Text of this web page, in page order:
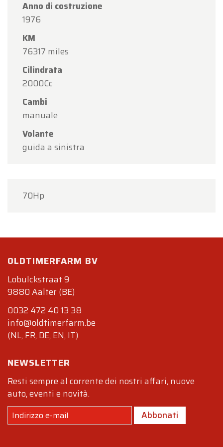
Anno di costruzione
1976
KM
76317 miles
Cilindrata
2000Cc
Cambi
manuale
Volante
guida a sinistra
70Hp
OLDTIMERFARM BV
Lobulckstraat 9
9880 Aalter (BE)
0032 472 40 13 38
info@oldtimerfarm.be
(NL, FR, DE, EN, IT)
NEWSLETTER
Resti sempre al corrente dei nostri affari, nuove
auto, eventi e novità.
Abbonati